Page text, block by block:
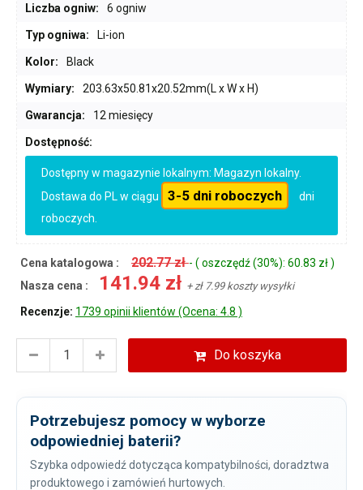
Liczba ogniw: 6 ogniw
Typ ogniwa: Li-ion
Kolor: Black
Wymiary: 203.63x50.81x20.52mm(L x W x H)
Gwarancja: 12 miesięcy
Dostępność:
Dostępny w magazynie lokalnym: Magazyn lokalny.
Dostawa do PL w ciągu
3-5 dni roboczych
dni
roboczych.
Cena katalogowa : 202.77 zł- ( oszczędź (30%): 60.83 zł )
Nasza cena :
141.94 zł + zł 7.99 koszty wysyłki
Recenzje: 1739 opinii klientów (Ocena: 4.8 )
Do koszyka
Potrzebujesz pomocy w wyborze
odpowiedniej baterii?
Szybka odpowiedź dotycząca kompatybilności, doradztwa
produktowego i zamówień hurtowych.